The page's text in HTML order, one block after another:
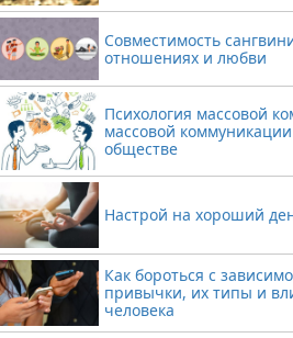
Совместимость
отношениях и любви
Психология массовой
массовой
обществе
Настрой на хороший
Как бороться с
привычки, их типы и
человека